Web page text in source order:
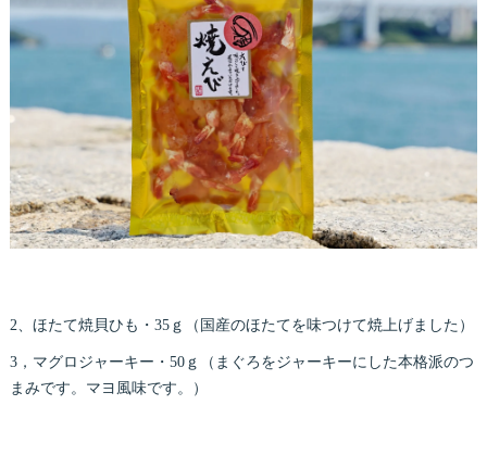
2、ほたて焼貝ひも・35ｇ（国産のほたてを味つけて焼上げました）
3，マグロジャーキー・50ｇ（まぐろをジャーキーにした本格派のつ
まみです。マヨ風味です。）